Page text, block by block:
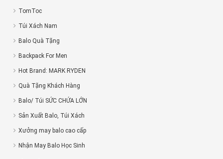
TomToc
Túi Xách Nam
Balo Quà Tặng
Backpack For Men
Hot Brand: MARK RYDEN
Quà Tặng Khách Hàng
Balo/ Túi SỨC CHỨA LỚN
Sản Xuất Balo, Túi Xách
Xưởng may balo cao cấp
Nhận May Balo Học Sinh